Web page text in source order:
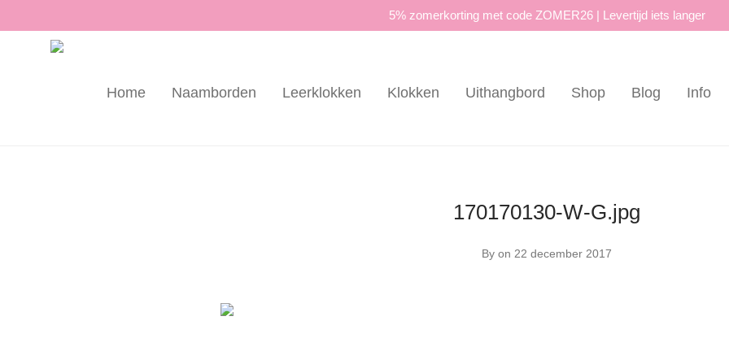
5% zomerkorting met code ZOMER26 | Levertijd iets langer
Home Naamborden Leerklokken Klokken Uithangbord Shop Blog Info
170170130-W-G.jpg
By on 22 december 2017